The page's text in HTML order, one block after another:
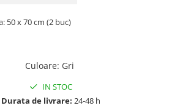
50 x 70 cm (2 buc)
Culoare: Gri
IN STOC
Durata de livrare: 24-48 h